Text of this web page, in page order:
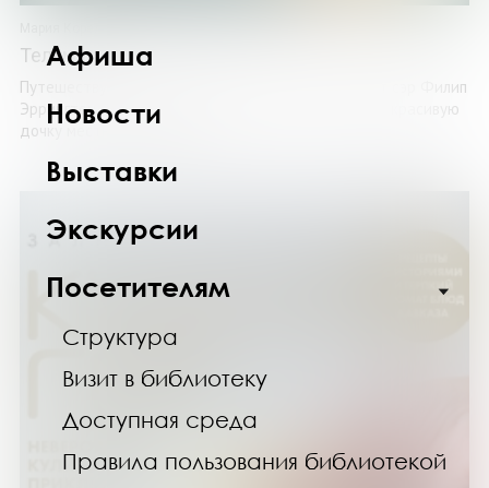
Афиша
Новости
Выставки
Экскурсии
Посетителям
Структура
Визит в библиотеку
Доступная среда
Правила пользования библиотекой
Тельма
Путешествуя по Норвегии, британский аристократ сэр Филип
Эррингтон влюбляется в юную Тельму — добрую и красивую
дочку местного фермера. ...